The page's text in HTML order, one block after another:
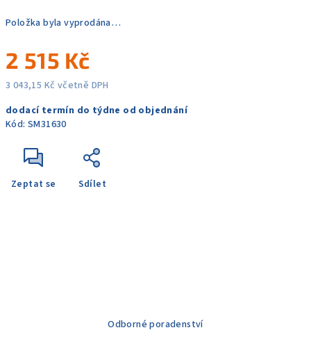
Položka byla vyprodána…
2 515 Kč
3 043,15 Kč včetně DPH
cena:
dodací termín do týdne od objednání
Kód: SM31630
Zeptat se Sdílet
Odborné poradenství